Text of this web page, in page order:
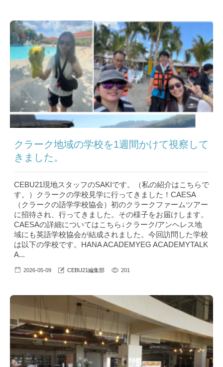
クラーク地域の学校を1週間かけて視察して
きました。
CEBU21現地スタッフのSAKIです。（私の紹介はこちら で
す。）クラークの学校見学に行ってきました！CAESA
（クラークの語学学校協会）初のクラークファームツアー
に招待され、行ってきました。その様子をお届けします。
CAESAの詳細についてはこちら↓クラーク/アンヘレス地
域にも英語学校協会が結成されました。今回訪問した学校
は以下の学校です。HANA ACADEMYEG ACADEMYTALK
A...
2026-05-09 CEBU21編集部 201